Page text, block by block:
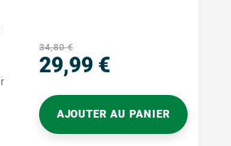
34,80 €
29,99 €
AJOUTER AU PANIER